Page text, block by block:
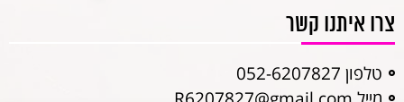
צרו איתנו קשר
טלפון 052-6207827